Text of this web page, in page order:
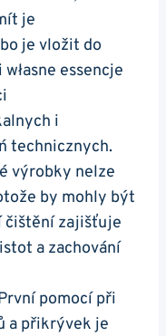
je
je vložit do
essencje
i
technicznych.
výrobky nelze
by mohly být
čištění zajišťuje
a zachování
pomocí při
a přikrývek je